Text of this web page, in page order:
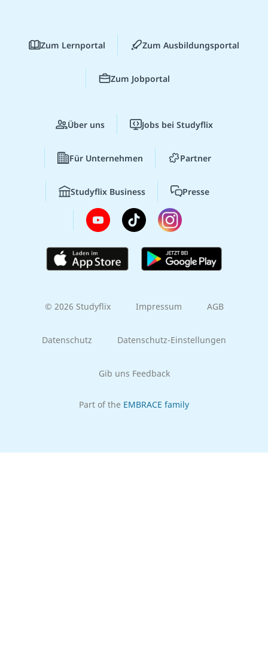
Zum Lernportal Zum Ausbildungsportal
Zum Jobportal
Über uns Jobs bei Studyflix
Für Unternehmen Partner
Studyflix Business Presse
© 2026 Studyflix Impressum AGB
Datenschutz Datenschutz-Einstellungen
Gib uns Feedback
Part of the EMBRACE family